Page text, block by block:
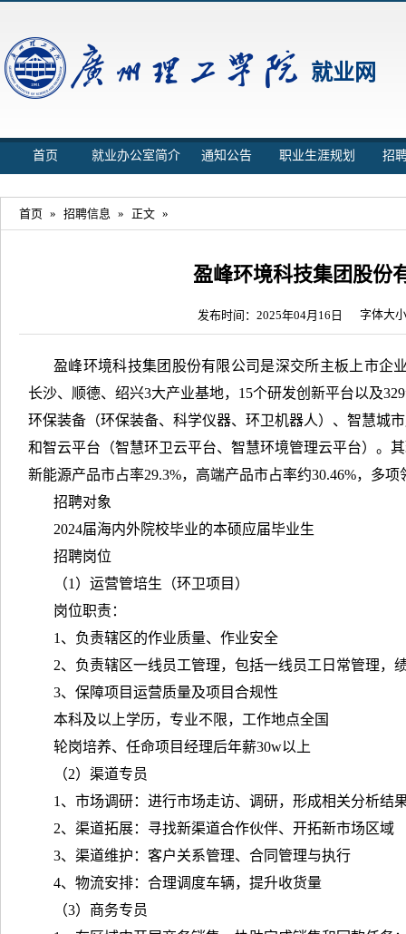
就业网
首页 就业办公室简介 通知公告 职业生涯规划 招
首页 » 招聘信息 » 正文 »
盈峰环境科技集团股份
发布时间：2025年04月16日 字体大
盈峰环境科技集团股份有限公司是深交所主板上市企
长沙、顺德、绍兴3大产业基地，15个研发创新平台以及
环保装备（环保装备、科学仪器、环卫机器人）、智慧城
和智云平台（智慧环卫云平台、智慧环境管理云平台）。
新能源产品市占率29.3%，高端产品市占率约30.46%，多
招聘对象
2024届海内外院校毕业的本硕应届毕业生
招聘岗位
（1）运营管培生（环卫项目）
岗位职责：
1、负责辖区的作业质量、作业安全
2、负责辖区一线员工管理，包括一线员工日常管理，
3、保障项目运营质量及项目合规性
本科及以上学历，专业不限，工作地点全国
轮岗培养、任命项目经理后年薪30w以上
（2）渠道专员
1、市场调研：进行市场走访、调研，形成相关分析结
2、渠道拓展：寻找新渠道合作伙伴、开拓新市场区域
3、渠道维护：客户关系管理、合同管理与执行
4、物流安排：合理调度车辆，提升收货量
（3）商务专员